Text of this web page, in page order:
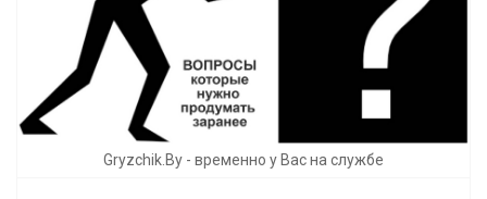
Gryzchik.By - временно у Вас на службе